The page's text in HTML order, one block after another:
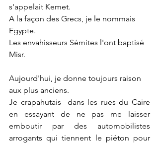
s'appelait Kemet.
A la façon des Grecs, je le nommais
Egypte.
Les envahisseurs Sémites l'ont baptisé
Misr.
Aujourd'hui, je donne toujours raison
aux plus anciens.
Je crapahutais  dans les rues du Caire
en essayant de ne pas me laisser
emboutir par des automobilistes
arrogants qui tiennent le piéton pour